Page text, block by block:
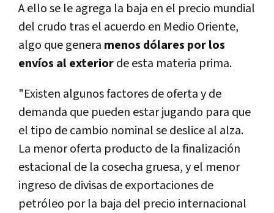
A ello se le agrega la baja en el precio mundial
del crudo tras el acuerdo en Medio Oriente,
algo que genera menos dólares por los
envíos al exteriorde esta materia prima.
"Existen algunos factores de oferta y de
demanda que pueden estar jugando para que
el tipo de cambio nominal se deslice al alza.
La menor oferta producto de la finalización
estacional de la cosecha gruesa, y el menor
ingreso de divisas de exportaciones de
petróleo por la baja del precio internacional